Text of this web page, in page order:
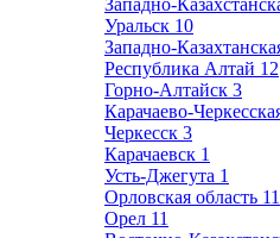
Западно-
Уральск 10
Западно-
Республика Алтай 12
Горно-Алтайск 3
Карачаево-
Черкесск 3
Карачаевск 1
Усть-Джегута 1
Орловская область 11
Орел 11